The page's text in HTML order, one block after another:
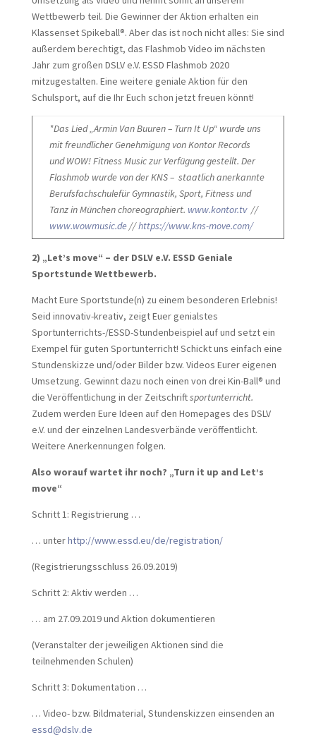
Wettbewerb teil. Die Gewinner der Aktion erhalten ein
Klassenset Spikeball®. Aber das ist noch nicht alles: Sie sind
außerdem berechtigt, das Flashmob Video im nächsten
Jahr zum großen DSLV e.V. ESSD Flashmob 2020
mitzugestalten. Eine weitere geniale Aktion für den
Schulsport, auf die Ihr Euch schon jetzt freuen könnt!
*Das Lied „Armin Van Buuren – Turn It Up“ wurde uns
mit freundlicher Genehmigung von Kontor Records
und WOW! Fitness Music zur Verfügung gestellt. Der
Flashmob wurde von der KNS – staatlich anerkannte
Berufsfachschulefür Gymnastik, Sport, Fitness und
Tanz in München choreographiert. www.kontor.tv//
www.wowmusic.de//https://www.kns-move.com/
2) „Let’s move“ – der DSLV e.V. ESSD Geniale
Sportstunde Wettbewerb.
Macht Eure Sportstunde(n) zu einem besonderen Erlebnis!
Seid innovativ-kreativ, zeigt Euer genialstes
Sportunterrichts-/ESSD-Stundenbeispiel auf und setzt ein
Exempel für guten Sportunterricht! Schickt uns einfach eine
Stundenskizze und/oder Bilder bzw. Videos Eurer eigenen
Umsetzung. Gewinnt dazu noch einen von drei Kin-Ball® und
die Veröffentlichung in der Zeitschriftsportunterricht.
Zudem werden Eure Ideen auf den Homepages des DSLV
e.V. und der einzelnen Landesverbände veröffentlicht.
Weitere Anerkennungen folgen.
Also worauf wartet ihr noch? „Turn it up and Let’s
move“
Schritt 1: Registrierung …
… unterhttp://www.essd.eu/de/registration/
(Registrierungsschluss 26.09.2019)
Schritt 2: Aktiv werden …
… am 27.09.2019 und Aktion dokumentieren
(Veranstalter der jeweiligen Aktionen sind die
teilnehmenden Schulen)
Schritt 3: Dokumentation …
… Video- bzw. Bildmaterial, Stundenskizzen einsenden an
essd@dslv.de